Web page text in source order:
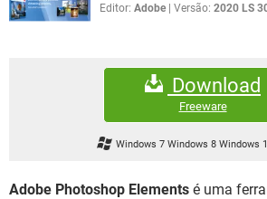
INSTAGRAM GMAIL
OUTLOOK
JOGOS
EXCEL
GMAIL
FÓRUM
FACEBOOK
EXCEL
GMAIL
WHATSAPP
INSTAGRAM GMAIL
Editor: Adobe Versão: 2020 LS
Download
Freeware
Windows 7 Windows 8 Windows
Adobe Photoshop Elements é uma